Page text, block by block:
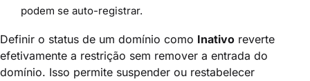
podem se auto-registrar.
Definir o status de um domínio como Inativo reverte
efetivamente a restrição sem remover a entrada do
domínio. Isso permite suspender ou restabelecer